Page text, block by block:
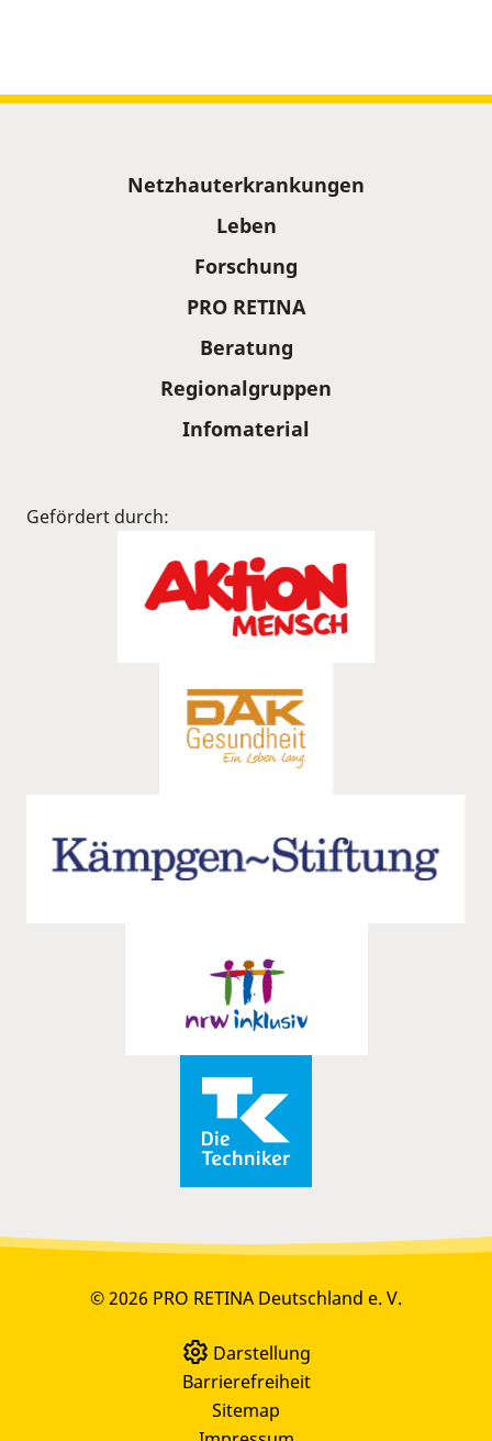
Netzhauterkrankungen
Leben
Forschung
PRO RETINA
Beratung
Regionalgruppen
Infomaterial
Gefördert durch:
© 2026 PRO RETINA Deutschland e. V.
Darstellung
Barrierefreiheit
Sitemap